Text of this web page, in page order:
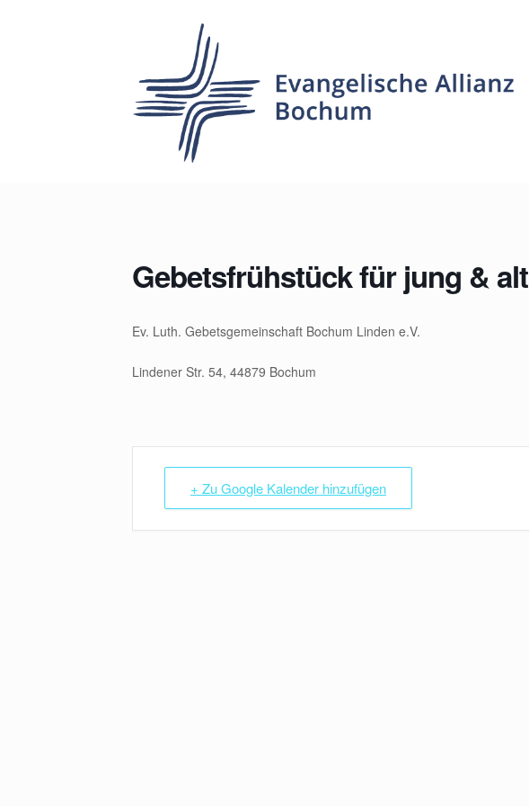
Gebetsfrühstück für jung & alt
Ev. Luth. Gebetsgemeinschaft Bochum Linden e.V.
Lindener Str. 54, 44879 Bochum
+ Zu Google Kalender hinzufügen